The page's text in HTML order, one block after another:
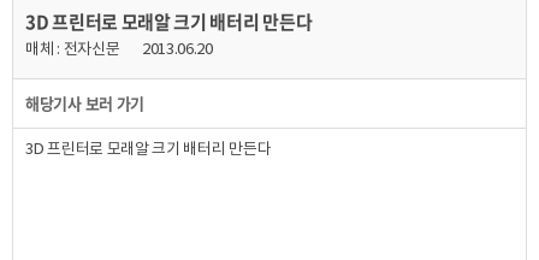
3D 프린터로 모래알 크기 배터리 만든다
매체 : 전자신문 2013.06.20
해당기사 보러 가기
3D 프린터로 모래알 크기 배터리 만든다